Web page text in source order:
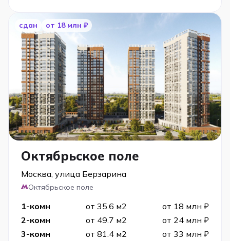
сдан от 18 млн ₽
Октябрьское поле
Москва, улица Берзарина
Октябрьское поле
1-комн от 35.6 м2
от 18 млн ₽
2-комн
от 49.7 м2
от 24 млн ₽
3-комн
от 81.4 м2 от 33 млн ₽